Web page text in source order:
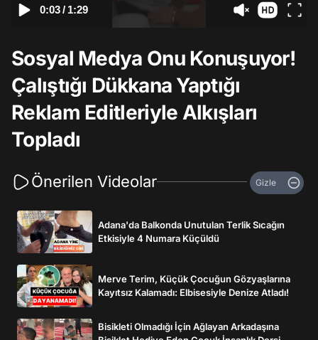
0:03/ 1:29
Sosyal Medya Onu Konuşuyor!
Çalıştığı Dükkana Yaptığı
Reklam Editleriyle Alkışları
Topladı
Önerilen Videolar Gizle
Adana'da Balkonda Unutulan Terlik Sıcağın
Etkisiyle 4 Numara Küçüldü
Merve Terim, Küçük Çocuğun Gözyaşlarına
Kayıtsız Kalamadı: Elbisesiyle Denize Atladı!
Bisikleti Olmadığı İçin Ağlayan Arkadaşına